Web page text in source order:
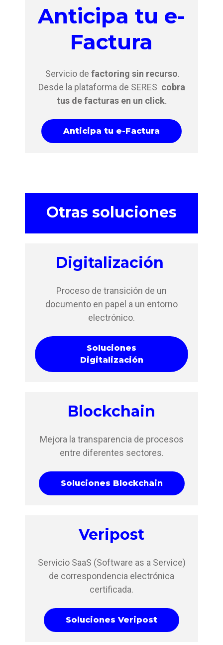
Anticipa tu e-
Factura
Servicio de factoring sin recurso.
Desde la plataforma de SERES cobra
tus de facturas en un click.
Anticipa tu e-Factura
Otras soluciones
Digitalización
Proceso de transición de un
documento en papel a un entorno
electrónico.
Soluciones
Digitalización
Blockchain
Mejora la transparencia de procesos
entre diferentes sectores.
Soluciones Blockchain
Veripost
Servicio SaaS (Software as a Service)
de correspondencia electrónica
certificada.
Soluciones Veripost